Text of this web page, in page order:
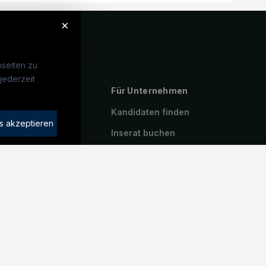
×
zu
akzeptieren
Für Unternehmen
Kandidaten finden
Inserat buchen